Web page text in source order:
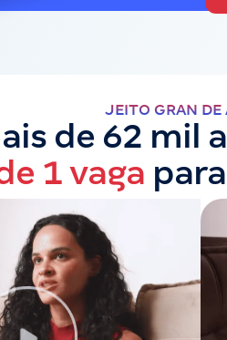
JEITO GRAN DE
de 62 mil
1 vaga